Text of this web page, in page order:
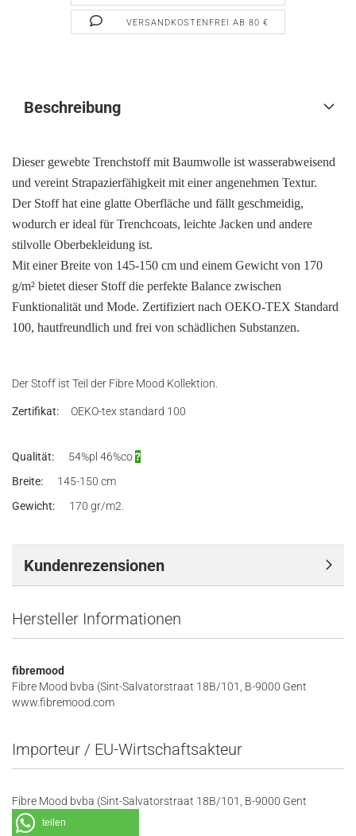
VERSANDKOSTENFREI AB 80 €
Beschreibung
Dieser gewebte Trenchstoff mit Baumwolle ist wasserabweisend
und vereint Strapazierfähigkeit mit einer angenehmen Textur.
Der Stoff hat eine glatte Oberfläche und fällt geschmeidig,
wodurch er ideal für Trenchcoats, leichte Jacken und andere
stilvolle Oberbekleidung ist.
Mit einer Breite von 145-150 cm und einem Gewicht von 170
g/m² bietet dieser Stoff die perfekte Balance zwischen
Funktionalität und Mode. Zertifiziert nach OEKO-TEX Standard
100, hautfreundlich und frei von schädlichen Substanzen.
Der Stoff ist Teil der Fibre Mood Kollektion.
Zertifikat: OEKO-tex standard 100
Qualität: 54%pl 46%co?
Breite:
145-150 cm
Gewicht:
170 gr/m2.
Kundenrezensionen
Hersteller Informationen
fibremood
Fibre Mood bvba (Sint-Salvatorstraat 18B/101, B-9000 Gent
www.fibremood.com
Importeur / EU-Wirtschaftsakteur
Fibre Mood bvba (Sint-Salvatorstraat 18B/101, B-9000 Gent
teilen